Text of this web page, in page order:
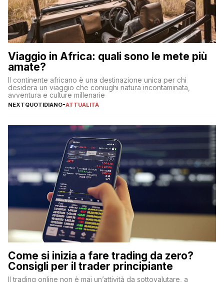
Viaggio in Africa: quali sono le mete più
amate?
Il continente africano è una destinazione unica per chi
desidera un viaggio che coniughi natura incontaminata,
avventura e culture millenarie
NEXTQUOTIDIANO-ATTUALITÀ
Come si inizia a fare trading da zero?
Consigli per il trader principiante
Il trading online non è mai un’attività da sottovalutare, a